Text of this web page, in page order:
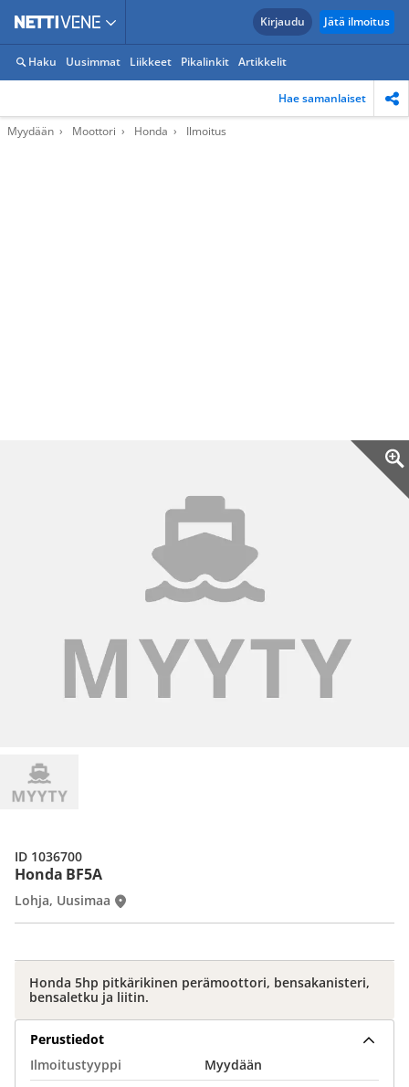
Kirjaudu Jätä ilmoitus
Haku Uusimmat Liikkeet Pikalinkit Artikkelit
Hae samanlaiset
Myydään Moottori Honda Ilmoitus
Honda BF5A
Lohja, Uusimaa
ID 1036700
Honda 5hp pitkärikinen perämoottori, bensakanisteri,
bensaletku ja liitin.
Perustiedot
Ilmoitustyyppi
Myydään